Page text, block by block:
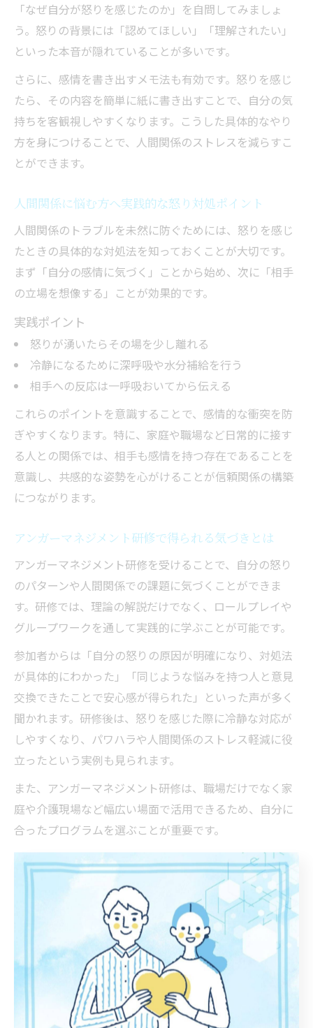
「なぜ自分が怒りを感じたのか」を自問してみましょ
う。怒りの背景には「認めてほしい」「理解されたい」
といった本音が隠れていることが多いです。
さらに、感情を書き出すメモ法も有効です。怒りを感じ
たら、その内容を簡単に紙に書き出すことで、自分の気
持ちを客観視しやすくなります。こうした具体的なやり
方を身につけることで、人間関係のストレスを減らすこ
とができます。
人間関係に悩む方へ実践的な怒り対処ポイント
人間関係のトラブルを未然に防ぐためには、怒りを感じ
たときの具体的な対処法を知っておくことが大切です。
まず「自分の感情に気づく」ことから始め、次に「相手
の立場を想像する」ことが効果的です。
実践ポイント
怒りが湧いたらその場を少し離れる
冷静になるために深呼吸や水分補給を行う
相手への反応は一呼吸おいてから伝える
これらのポイントを意識することで、感情的な衝突を防
ぎやすくなります。特に、家庭や職場など日常的に接す
る人との関係では、相手も感情を持つ存在であることを
意識し、共感的な姿勢を心がけることが信頼関係の構築
につながります。
アンガーマネジメント研修で得られる気づきとは
アンガーマネジメント研修を受けることで、自分の怒り
のパターンや人間関係での課題に気づくことができま
す。研修では、理論の解説だけでなく、ロールプレイや
グループワークを通して実践的に学ぶことが可能です。
参加者からは「自分の怒りの原因が明確になり、対処法
が具体的にわかった」「同じような悩みを持つ人と意見
交換できたことで安心感が得られた」といった声が多く
聞かれます。研修後は、怒りを感じた際に冷静な対応が
しやすくなり、パワハラや人間関係のストレス軽減に役
立ったという実例も見られます。
また、アンガーマネジメント研修は、職場だけでなく家
庭や介護現場など幅広い場面で活用できるため、自分に
合ったプログラムを選ぶことが重要です。
人間関係を変えるアンガーマネジメント例文活用法
アンガーマネジメントを実践する際、例文を活用するこ
とでコミュニケーションが円滑になりやすくなります。
例えば、感情的になりそうな場面では「今は少し冷静に
なる時間をください」「自分の気持ちを整理してから話
したいです」といった表現が有効です。
具体的な例文